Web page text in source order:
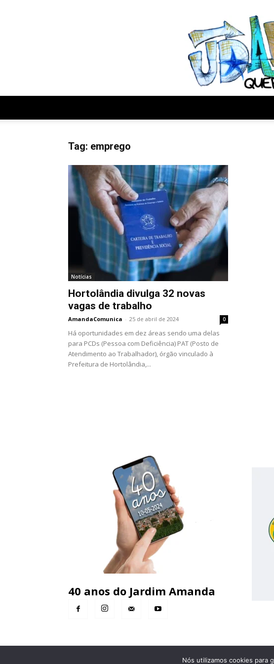
Tag: emprego
Notícias
Hortolândia divulga 32 novas
vagas de trabalho
AmandaComunica - 25 de abril de 2024 0
Há oportunidades em dez áreas sendo uma delas
para PCDs (Pessoa com Deficiência) PAT (Posto de
Atendimento ao Trabalhador), órgão vinculado à
Prefeitura de Hortolândia,...
40 anos do Jardim Amanda
Nós utilizamos cookies para